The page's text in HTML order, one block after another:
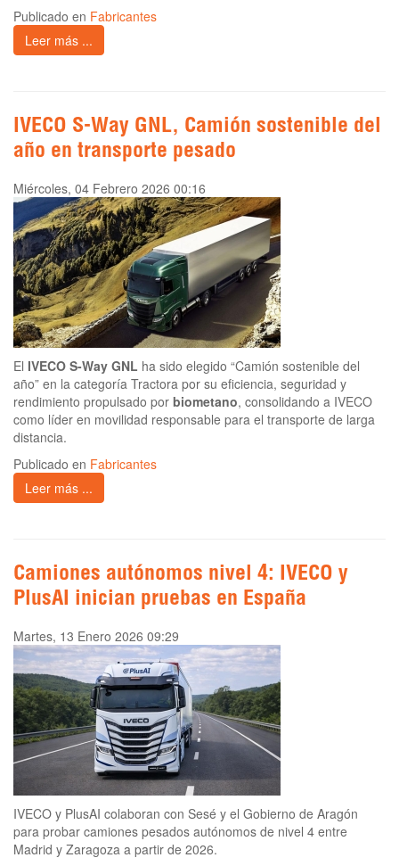
Publicado en Fabricantes
Leer más ...
IVECO S-Way GNL, Camión sostenible del
año en transporte pesado
Miércoles, 04 Febrero 2026 00:16
El IVECO S-Way GNL ha sido elegido “Camión sostenible del
año” en la categoría Tractora por su eficiencia, seguridad y
rendimiento propulsado por biometano, consolidando a IVECO
como líder en movilidad responsable para el transporte de larga
distancia.
Publicado en Fabricantes
Leer más ...
Camiones autónomos nivel 4: IVECO y
PlusAI inician pruebas en España
Martes, 13 Enero 2026 09:29
IVECO y PlusAI colaboran con Sesé y el Gobierno de Aragón
para probar camiones pesados autónomos de nivel 4 entre
Madrid y Zaragoza a partir de 2026.